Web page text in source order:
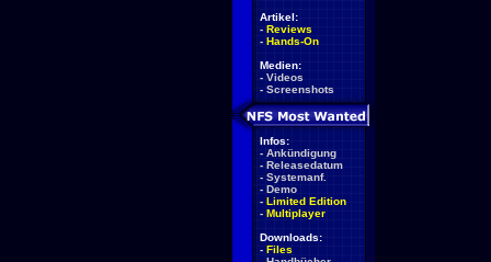
Artikel:
- Reviews
- Hands-On
Medien:
- Videos
- Screenshots
Infos:
- Ankündigung
- Releasedatum
- Systemanf.
- Demo
- Limited Edition
- Multiplayer
Downloads:
- Files